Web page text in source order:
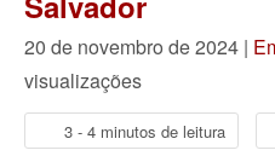
20 de novembro de 2024 |
visualizações
3 - 4 minutos de leitura